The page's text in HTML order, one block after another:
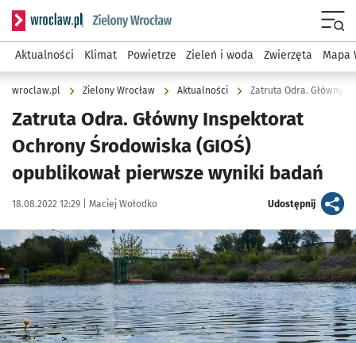
Serwis informacyjny wroclaw.pl podserwis: Środowisko we
Aktualności Klimat Powietrze Zieleń i woda Zwierzęta Mapa
wroclaw.pl Zielony Wrocław Aktualności
Zatruta Odra. Główny Inspektorat
Ochrony Środowiska (GIOŚ)
opublikował pierwsze wyniki badań
Data publikacji:
18.08.2022 12:29 | Autor:
Maciej Wołodko Udostępnijartykuł
Kliknij, aby powiększyć